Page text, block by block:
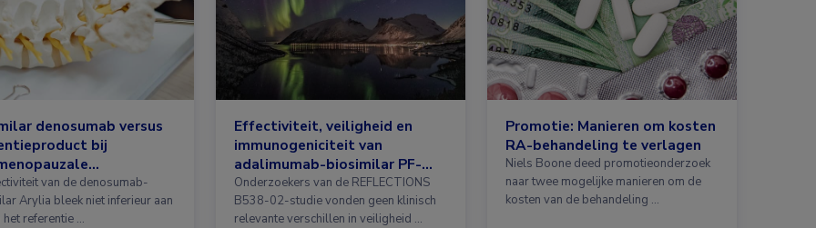
denosumab versus
bij
van de denosumab-
Arylia bleek niet inferieur aan
het referentie …
Effectiviteit, veiligheid en
immunogeniciteit van
adalimumab-biosimilar PF-
06410293 op lange termijn
Onderzoekers van de REFLECTIONS
B538-02-studie vonden geen klinisch
relevante verschillen in veiligheid …
Promotie: Manieren om kosten
RA-behandeling te verlagen
Niels Boone deed promotieonderzoek
naar twee mogelijke manieren om de
kosten van de behandeling …